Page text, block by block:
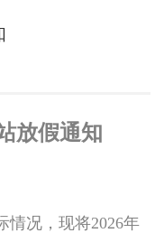
放假通知
情况，现将2026年